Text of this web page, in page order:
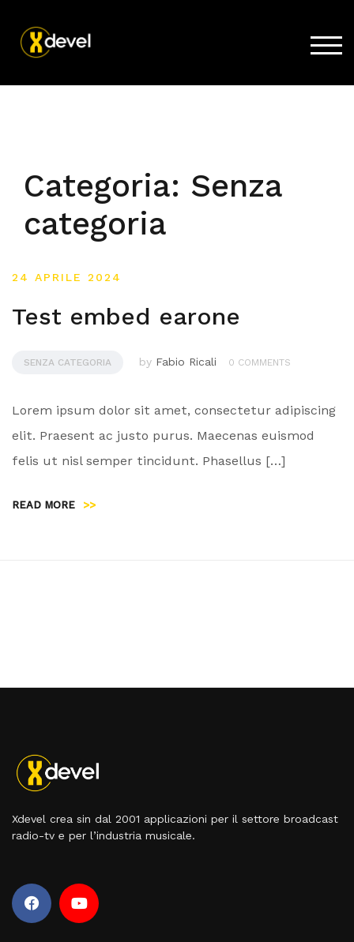
Supporto
Categoria: Senza
categoria
24 APRILE 2024
Test embed earone
SENZA CATEGORIA by Fabio Ricali 0 COMMENTS
Lorem ipsum dolor sit amet, consectetur adipiscing
elit. Praesent ac justo purus. Maecenas euismod
felis ut nisl semper tincidunt. Phasellus […]
READ MORE >>
Xdevel crea sin dal 2001 applicazioni per il settore broadcast
radio-tv e per l’industria musicale.